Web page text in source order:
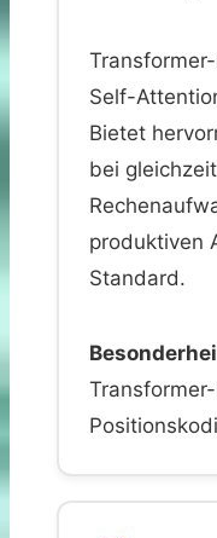
Self-
Bietet
bei
produktiven
Standard.